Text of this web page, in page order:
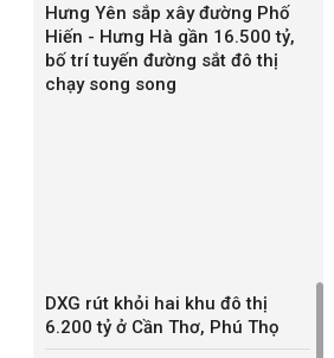
Hưng Yên sắp xây đường Phố
Hiến - Hưng Hà gần 16.500 tỷ,
bố trí tuyến đường sắt đô thị
chạy song song
DXG rút khỏi hai khu đô thị
6.200 tỷ ở Cần Thơ, Phú Thọ